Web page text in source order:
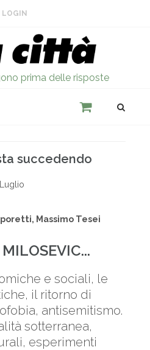
LOGIN
prima delle risposte
succedendo
Luglio
Massimo Tesei
e sociali, le
il ritorno di
antisemitismo.
sotterranea,
esperimenti